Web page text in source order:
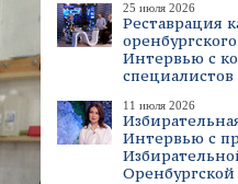
25 июля 2026
Реставрация
Интервью с
11 июля 2026
Интервью с
Оренбургской